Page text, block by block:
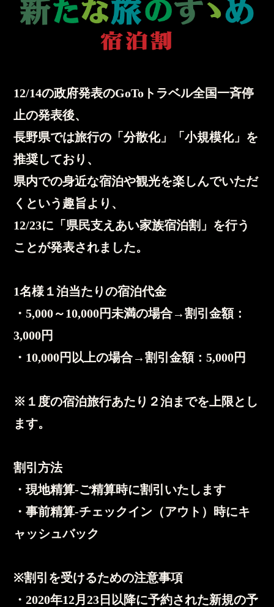
12/14の政府発表のGoToトラベル全国一斉停
止の発表後、
長野県では旅行の「分散化」「小規模化」を
推奨しており、
県内での身近な宿泊や観光を楽しんでいただ
くという趣旨より、
12/23に「県民支えあい家族宿泊割」を行う
ことが発表されました。
1名様１泊当たりの宿泊代金
・5,000～10,000円未満の場合→割引金額：
3,000円
・10,000円以上の場合→割引金額：5,000円
※１度の宿泊旅行あたり２泊までを上限とし
ます。
割引方法
・現地精算-ご精算時に割引いたします
・事前精算-チェックイン（アウト）時にキ
ャッシュバック
※割引を受けるための注意事項
・2020年12月23日以降に予約された新規の予